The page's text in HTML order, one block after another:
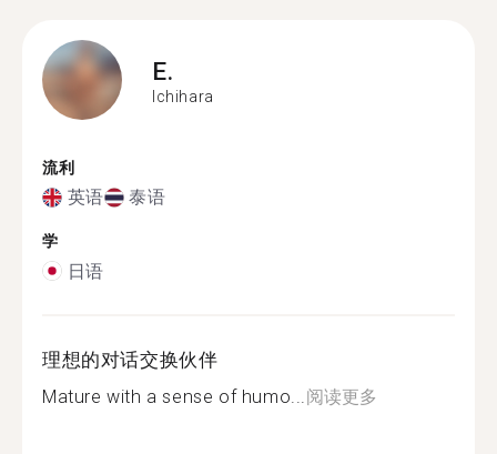
E.
Ichihara
流利
英语 泰语
学
日语
理想的对话交换伙伴
Mature with a sense of humo... 阅读更多